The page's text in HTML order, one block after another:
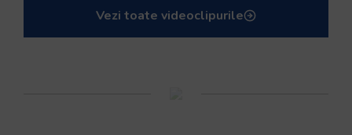
Vezi toate videoclipurile